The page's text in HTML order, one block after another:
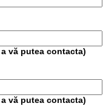
vă putea contacta)
vă putea contacta)